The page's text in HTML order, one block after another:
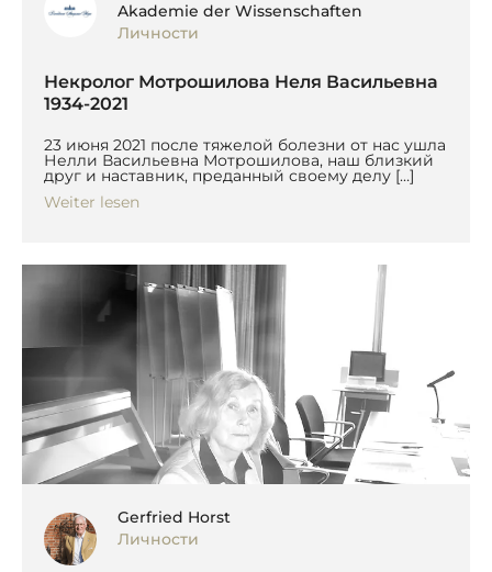
Akademie der Wissenschaften
Личности
Некролог Мотрошилова Неля Васильевна
1934-2021
23 июня 2021 после тяжелой болезни от нас ушла
Нелли Васильевна Мотрошилова, наш близкий
друг и наставник, преданный своему делу […]
Weiter lesen
Gerfried Horst
Личности